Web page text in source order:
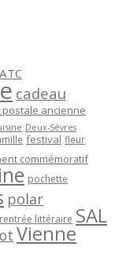
ATC
cadeau
postale ancienne
Deux-Sèvres
festival fleur
commémoratif
pochette
polar
rentrée littéraire SAL
Vienne